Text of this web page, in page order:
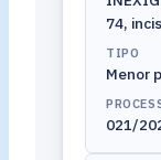
74,
TIPO
Menor
021/